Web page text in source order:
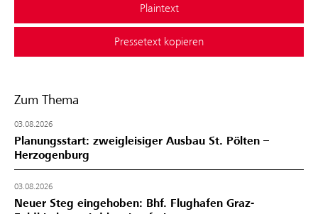
Plaintext
Pressetext kopieren
Zum Thema
03.08.2026
Planungsstart: zweigleisiger Ausbau St. Pölten –
Herzogenburg
03.08.2026
Neuer Steg eingehoben: Bhf. Flughafen Graz-